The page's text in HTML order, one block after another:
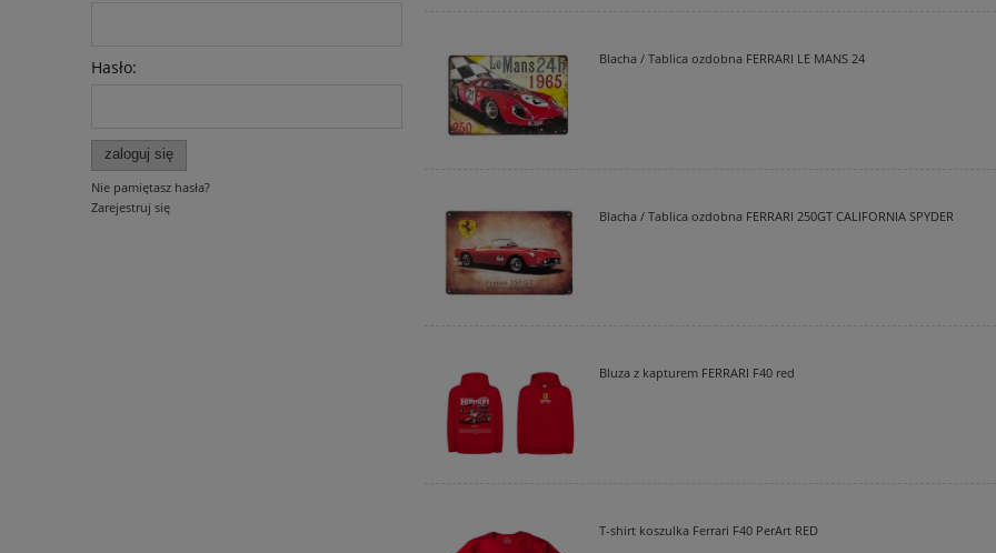
Hasło:
zaloguj się
Nie pamiętasz hasła?
Zarejestruj się
Blacha / Tablica ozdobna FERRARI LE MANS 24
Blacha / Tablica ozdobna FERRARI 250GT CALIFORNIA SPYDER
Bluza z kapturem FERRARI F40 red
T-shirt koszulka Ferrari F40 PerArt RED